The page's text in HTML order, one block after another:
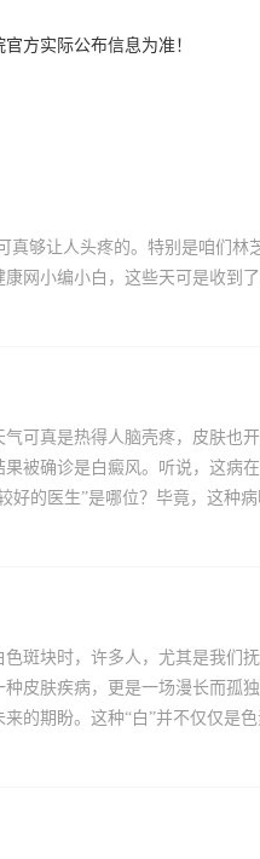
方实际公布信息为准！
真够让人头疼的。特别是咱们
网小编小白，这些天可是收到
可真是热得人脑壳疼，皮肤也
被确诊是白癜风。听说，这病
好的医生”是哪位？毕竟，这种
斑块时，许多人，尤其是我们
皮肤疾病，更是一场漫长而孤
的期盼。这种“白”并不仅仅是